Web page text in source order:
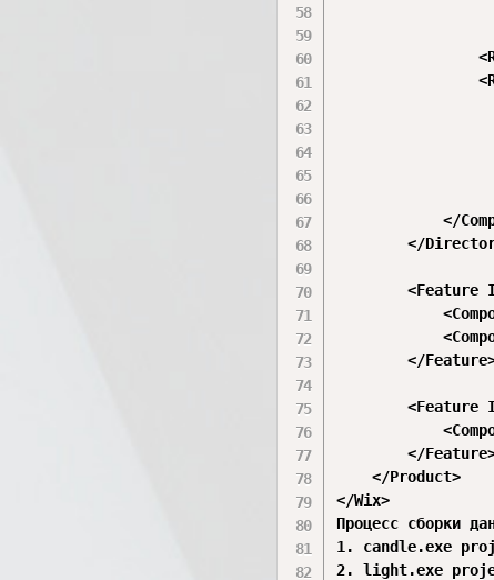
</
</
<Feature
</
<Feature
</
    </Product>
</Wix>
Процесс сборки
1. ⁠candle.exe
2. ⁠light.exe